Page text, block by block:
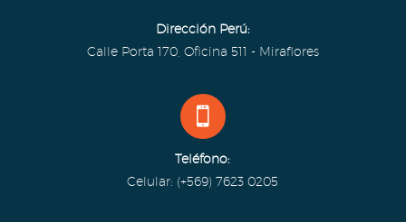
Dirección Perú:
Calle Porta 170, Oficina 511 - Miraflores


Teléfono:
Celular: (+569) 7623 0205